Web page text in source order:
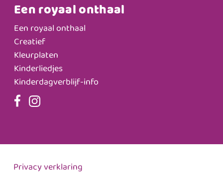
Een royaal onthaal
Een royaal onthaal
Creatief
Kleurplaten
Kinderliedjes
Kinderdagverblijf-info
Privacy verklaring